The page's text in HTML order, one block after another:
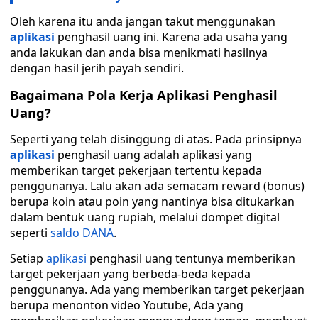
Oleh karena itu anda jangan takut menggunakan
aplikasi penghasil uang ini. Karena ada usaha yang
anda lakukan dan anda bisa menikmati hasilnya
dengan hasil jerih payah sendiri.
Bagaimana Pola Kerja Aplikasi Penghasil
Uang?
Seperti yang telah disinggung di atas. Pada prinsipnya
aplikasi penghasil uang adalah aplikasi yang
memberikan target pekerjaan tertentu kepada
penggunanya. Lalu akan ada semacam reward (bonus)
berupa koin atau poin yang nantinya bisa ditukarkan
dalam bentuk uang rupiah, melalui dompet digital
seperti saldo DANA.
Setiap aplikasi penghasil uang tentunya memberikan
target pekerjaan yang berbeda-beda kepada
penggunanya. Ada yang memberikan target pekerjaan
berupa menonton video Youtube, Ada yang